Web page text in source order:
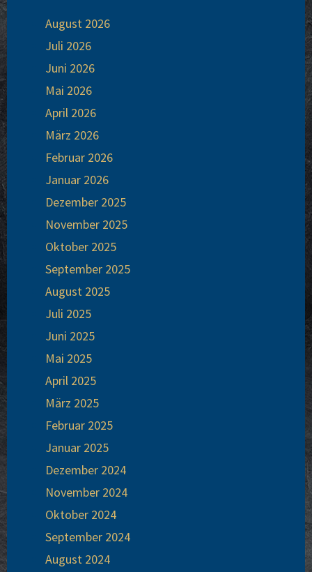
August 2026
Juli 2026
Juni 2026
Mai 2026
April 2026
März 2026
Febru­ar 2026
Janu­ar 2026
Dezem­ber 2025
Novem­ber 2025
Okto­ber 2025
Sep­tem­ber 2025
August 2025
Juli 2025
Juni 2025
Mai 2025
April 2025
März 2025
Febru­ar 2025
Janu­ar 2025
Dezem­ber 2024
Novem­ber 2024
Okto­ber 2024
Sep­tem­ber 2024
August 2024